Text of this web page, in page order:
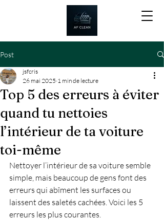
Post
Top 5 des erreurs à éviter
quand tu nettoies
l’intérieur de ta voiture
toi-même
jsfcris
26 mai 2025 1 min de lecture
Nettoyer l’intérieur de sa voiture semble
simple, mais beaucoup de gens font des
erreurs qui abîment les surfaces ou
laissent des saletés cachées. Voici les 5
erreurs les plus courantes.